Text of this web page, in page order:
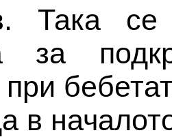
Така се
за
в